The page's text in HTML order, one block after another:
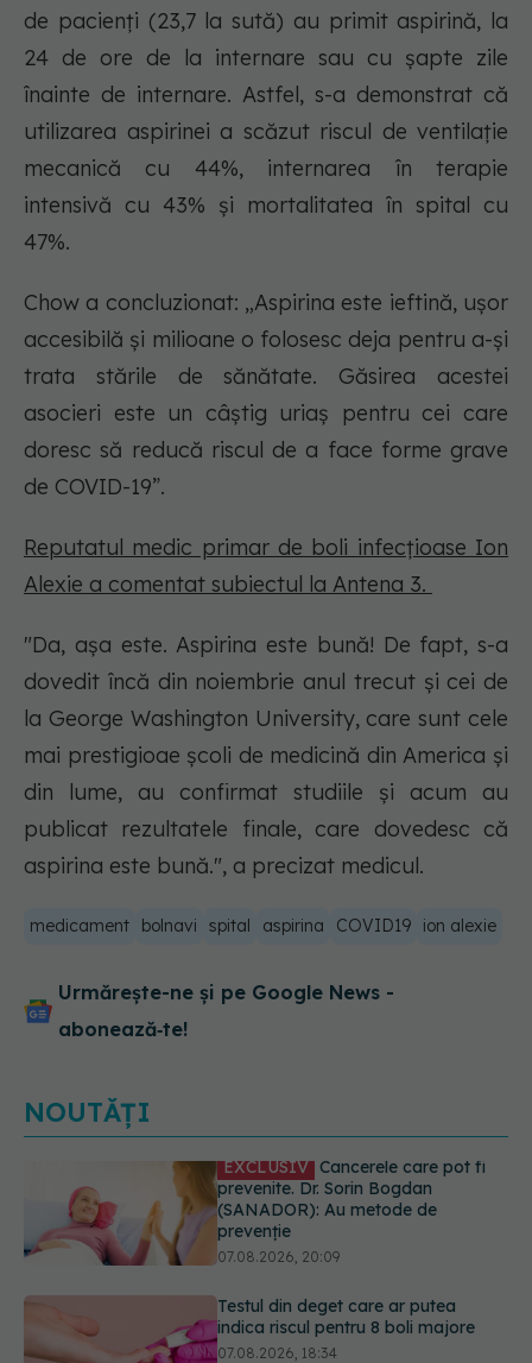
de pacienți (23,7 la sută) au primit aspirină, la
24 de ore de la internare sau cu șapte zile
înainte de internare. Astfel, s-a demonstrat că
utilizarea aspirinei a scăzut riscul de ventilație
mecanică cu 44%, internarea în terapie
intensivă cu 43% și mortalitatea în spital cu
47%.
Chow a concluzionat: „Aspirina este ieftină, ușor
accesibilă și milioane o folosesc deja pentru a-și
trata stările de sănătate. Găsirea acestei
asocieri este un câștig uriaș pentru cei care
doresc să reducă riscul de a face forme grave
de COVID-19”.
Reputatul medic primar de boli infecţioase Ion
Alexie a comentat subiectul la Antena 3.
"Da, așa este. Aspirina este bună! De fapt, s-a
dovedit încă din noiembrie anul trecut și cei de
la George Washington University, care sunt cele
mai prestigioae școli de medicină din America și
din lume, au confirmat studiile și acum au
publicat rezultatele finale, care dovedesc că
aspirina este bună.", a precizat medicul.
medicament bolnavi spital aspirina COVID19 ion alexie
Urmărește-ne și pe Google News -
abonează‑te!
NOUTĂȚI
Testul din deget care ar putea
indica riscul pentru 8 boli majore
07.08.2026, 18:34
Dieta care poate crește brusc
colesterolul. Cine este mai expus